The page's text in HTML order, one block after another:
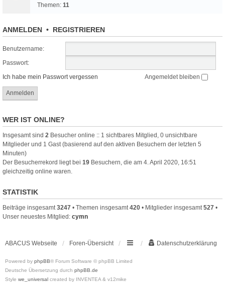
Themen: 11
ANMELDEN • REGISTRIEREN
Benutzername:
Passwort:
Ich habe mein Passwort vergessen
Angemeldet bleiben
WER IST ONLINE?
Insgesamt sind 2 Besucher online :: 1 sichtbares Mitglied, 0 unsichtbare
Mitglieder und 1 Gast (basierend auf den aktiven Besuchern der letzten 5
Minuten)
Der Besucherrekord liegt bei 19 Besuchern, die am 4. April 2020, 16:51
gleichzeitig online waren.
STATISTIK
Beiträge insgesamt 3247 • Themen insgesamt 420 • Mitglieder insgesamt 527 •
Unser neuestes Mitglied: cymn
ABACUS Webseite Foren-Übersicht Datenschutzerklärung
Powered by phpBB® Forum Software © phpBB Limited
Deutsche Übersetzung durch phpBB.de
Style we_universal created by INVENTEA & v12mike